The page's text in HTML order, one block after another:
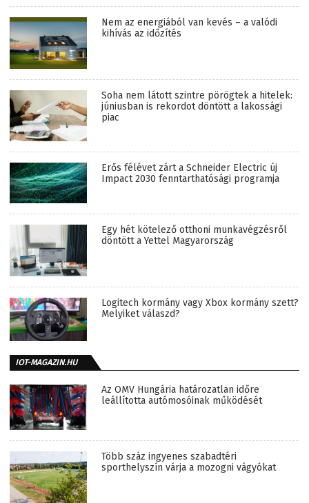
Nem az energiából van kevés – a valódi
kihívás az időzítés
Soha nem látott szintre pörögtek a hitelek:
júniusban is rekordot döntött a lakossági
piac
Erős félévet zárt a Schneider Electric új
Impact 2030 fenntarthatósági programja
Egy hét kötelező otthoni munkavégzésről
döntött a Yettel Magyarország
Logitech kormány vagy Xbox kormány szett?
Melyiket válaszd?
IOT-MAGAZIN.HU
Az OMV Hungária határozatlan időre
leállította autómosóinak működését
Több száz ingyenes szabadtéri
sporthelyszín várja a mozogni vágyókat